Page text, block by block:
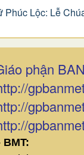
Phúc Lộc: Lễ
phận